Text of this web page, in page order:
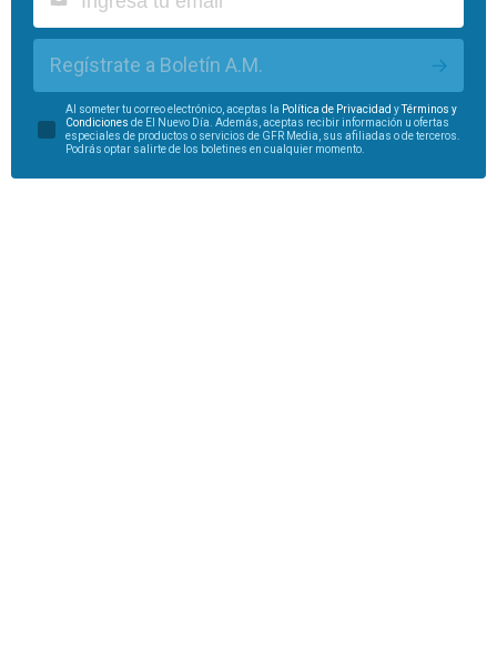
Regístrate a Boletín A.M.
Al someter tu correo electrónico, aceptas la Política de Privacidad yTérminos y
Condiciones de El Nuevo Día. Además, aceptas recibir información u ofertas
especiales de productos o servicios de GFR Media, sus afiliadas o de terceros.
Podrás optar salirte de los boletines en cualquier momento.